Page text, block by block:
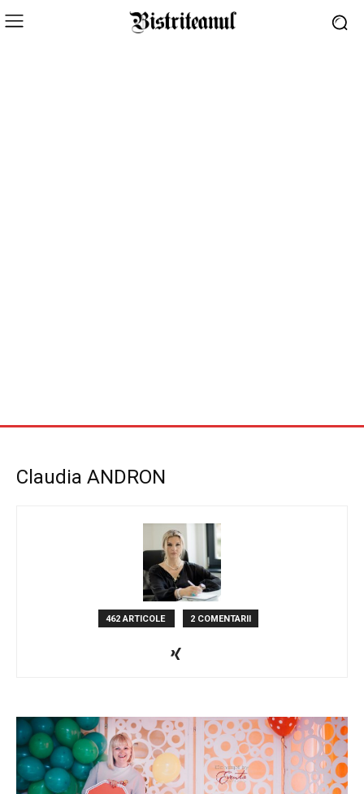
Claudia ANDRON
462 ARTICOLE 2 COMENTARII